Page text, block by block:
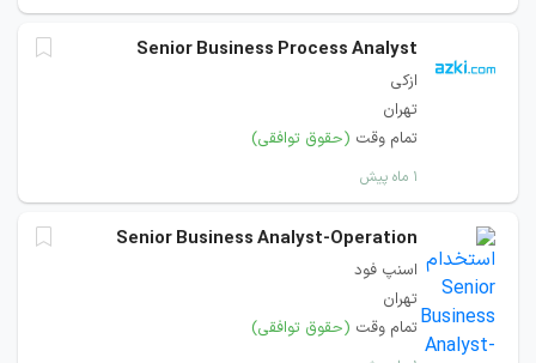
Senior Business Process Analyst
ازکی
تهران
تمام وقت (حقوق توافقی)
۱ ماه پیش
Senior Business Analyst-Operation
اسنپ فود
تهران
تمام وقت (حقوق توافقی)